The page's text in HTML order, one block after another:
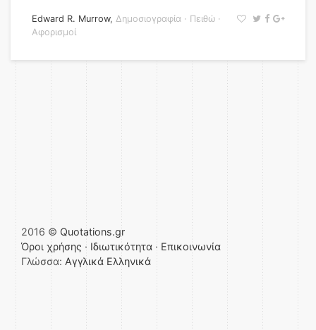
Edward R. Murrow, Δημοσιογραφία · Πειθώ ·
Αφορισμοί
2016 © Quotations.gr
Όροι χρήσης · Ιδιωτικότητα · Επικοινωνία
Γλώσσα: Αγγλικά Ελληνικά